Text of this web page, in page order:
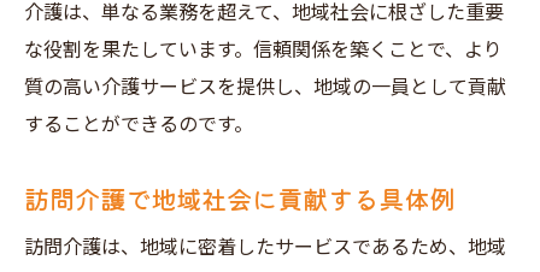
訪問介護求人で神戸市北区の地域密着型働き方
を探る
地域密着型働き方の魅力と挑戦
神戸市北区の訪問介護が叶える働き方
訪問介護での充実したワークライフバラン
ス
介護は、単なる業務を超えて、地域社会に根ざした重要
な役割を果たしています。信頼関係を築くことで、より
質の高い介護サービスを提供し、地域の一員として貢献
することができるのです。
訪問介護で地域社会に貢献する具体例
訪問介護は、地域に密着したサービスであるため、地域